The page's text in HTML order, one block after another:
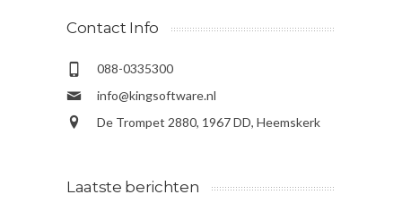
Contact Info
088-0335300
info@kingsoftware.nl
De Trompet 2880, 1967 DD, Heemskerk
Laatste berichten